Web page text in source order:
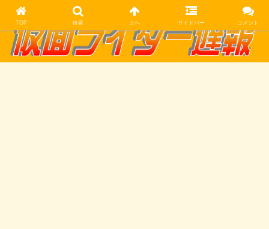
TOP 検索 上へ サイドバー コメント